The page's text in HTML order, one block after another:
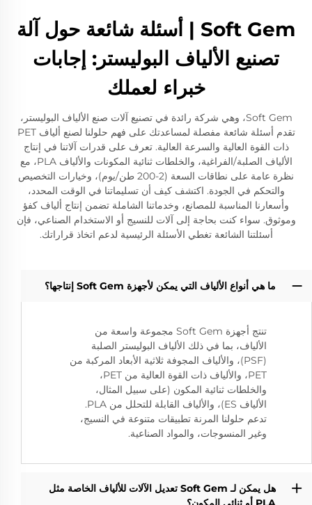
Soft Gem | أسئلة شائعة حول آلة
تصنيع الألياف البوليستر: إجابات
خبراء لعملك
Soft Gem، وهي شركة رائدة في تصنيع آلات صنع الألياف البوليستر،
تقدم أسئلة شائعة مفصلة لمساعدتك على فهم حلولنا لصنع ألياف PET
ذات القوة العالية والسرعة العالية. تعرف على قدرات آلاتنا في إنتاج
الألياف الصلبة/الفراغية، والخلطات ثنائية المكونات والألياف PLA، مع
نظرة عامة على نطاقات السعة (2-200 طن/يوم)، وخيارات التخصيص
والتحكم في الجودة. اكتشف كيف أن تسليماتنا في الوقت المحدد،
وأسعارنا المناسبة للمصانع، وخدماتنا الشاملة تضمن إنتاج ألياف كفؤ
وموثوق. سواء كنت بحاجة إلى آلات للنسيج أو الاستخدام الصناعي، فإن
أسئلتنا الشائعة تغطي الأسئلة الرئيسية لدعم اتخاذ قراراتك.
ما هي أنواع الألياف التي يمكن لأجهزة Soft Gem إنتاجها؟
تنتج أجهزة Soft Gem مجموعة واسعة من
الألياف، بما في ذلك الألياف البوليستر الصلبة
(PSF)، والألياف المجوفة ثلاثية الأبعاد المركبة من
PET، والألياف ذات القوة العالية من PET،
والخلطات ثنائية المكون (على سبيل المثال،
الألياف ES)، والألياف القابلة للتحلل من PLA.
تدعم حلولنا المرنة تطبيقات متنوعة في النسيج،
وغير المنسوجات، والمواد الصناعية.
هل يمكن لـ Soft Gem تعديل الآلات للألياف الخاصة مثل